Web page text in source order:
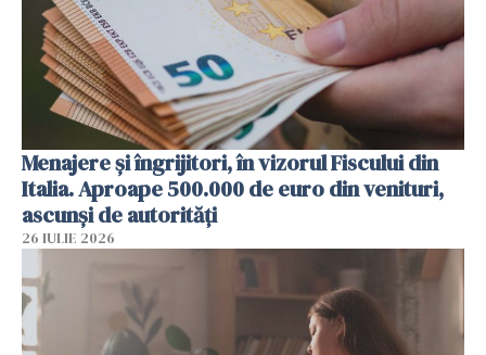
Menajere și îngrijitori, în vizorul Fiscului din
Italia. Aproape 500.000 de euro din venituri,
ascunși de autorități
26 IULIE 2026